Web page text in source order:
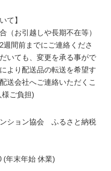
て】
（お引越しや長期不在等）
間前までにご連絡くださ
いても、変更を承る事がで
より配送品の転送を希望す
送会社へご連絡いただくこ
ご負担)
ション協会 ふるさと納税
年末年始 休業)